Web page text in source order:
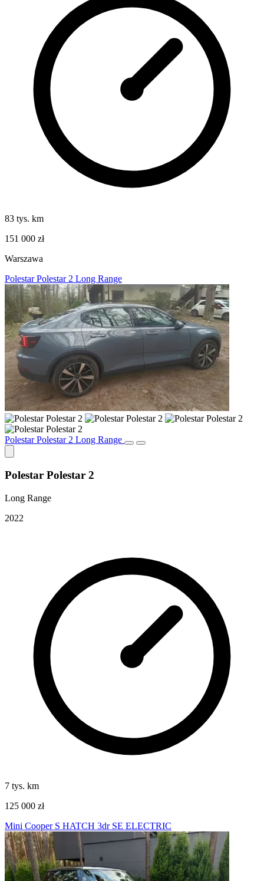
83 tys. km
151 000 zł
Warszawa
Polestar Polestar 2 Long Range
Polestar Polestar 2 Long Range
Polestar Polestar 2
Long Range
2022
7 tys. km
125 000 zł
Mini Cooper S HATCH 3dr SE ELECTRIC